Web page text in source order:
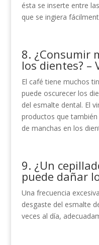
ésta se inserte entre
que se ingiera
8. ¿Consumir
los dientes? –
El café tiene muchos
puede oscurecer los
del esmalte dental. El
productos que
de manchas en los
9. ¿Un
puede dañar
Una frecuencia
desgaste del esmalte
veces al día,